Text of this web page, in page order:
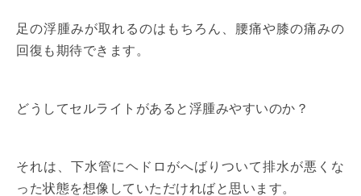
足の浮腫みが取れるのはもちろん、腰痛や膝の痛みの
回復も期待できます。
どうしてセルライトがあると浮腫みやすいのか？
それは、下水管にヘドロがへばりついて排水が悪くな
った状態を想像していただければと思います。